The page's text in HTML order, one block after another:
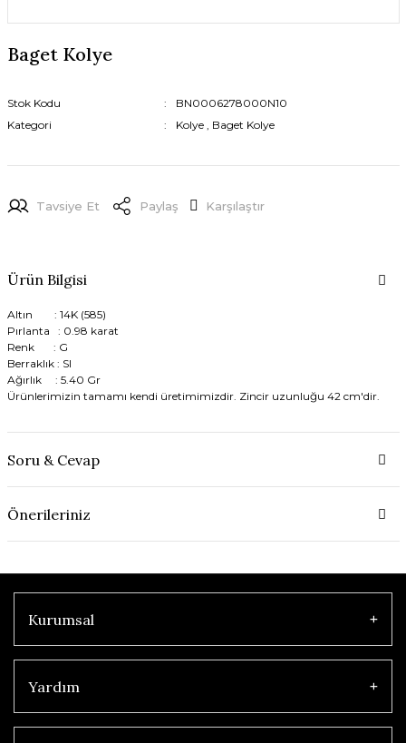
Baget Kolye
Stok Kodu
BN0006278000N10
Kategori
Kolye , Baget Kolye
Tavsiye Et Paylaş Karşılaştır
Ürün Bilgisi
Altın : 14K (585)
Pırlanta : 0.98 karat
Renk : G
Berraklık : SI
Ağırlık : 5.40 Gr
Ürünlerimizin tamamı kendi üretimimizdir. Zincir uzunluğu 42 cm'dir.
Soru & Cevap
Önerileriniz
Kurumsal
Yardım